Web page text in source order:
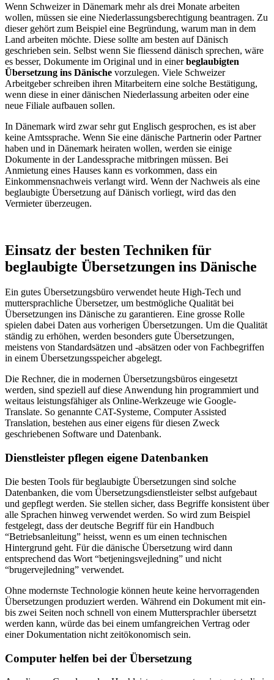
Wenn Schweizer in Dänemark mehr als drei Monate arbeiten
wollen, müssen sie eine Niederlassungsberechtigung beantragen. Zu
dieser gehört zum Beispiel eine Begründung, warum man in dem
Land arbeiten möchte. Diese sollte am besten auf Dänisch
geschrieben sein. Selbst wenn Sie fliessend dänisch sprechen, wäre
es besser, Dokumente im Original und in einerbeglaubigten
Übersetzung ins Dänische vorzulegen. Viele Schweizer
Arbeitgeber schreiben ihren Mitarbeitern eine solche Bestätigung,
wenn diese in einer dänischen Niederlassung arbeiten oder eine
neue Filiale aufbauen sollen.
In Dänemark wird zwar sehr gut Englisch gesprochen, es ist aber
keine Amtssprache. Wenn Sie eine dänische Partnerin oder Partner
haben und in Dänemark heiraten wollen, werden sie einige
Dokumente in der Landessprache mitbringen müssen. Bei
Anmietung eines Hauses kann es vorkommen, dass ein
Einkommensnachweis verlangt wird. Wenn der Nachweis als eine
beglaubigte Übersetzung auf Dänisch vorliegt, wird das den
Vermieter überzeugen.
Einsatz der besten Techniken für
beglaubigte Übersetzungen ins Dänische
Ein gutes Übersetzungsbüro verwendet heute High-Tech und
muttersprachliche Übersetzer, um bestmögliche Qualität bei
Übersetzungen ins Dänische zu garantieren. Eine grosse Rolle
spielen dabei Daten aus vorherigen Übersetzungen. Um die Qualität
ständig zu erhöhen, werden besonders gute Übersetzungen,
meistens von Standardsätzen und -absätzen oder von Fachbegriffen
in einem Übersetzungsspeicher abgelegt.
Die Rechner, die in modernen Übersetzungsbüros eingesetzt
werden, sind speziell auf diese Anwendung hin programmiert und
weitaus leistungsfähiger als Online-Werkzeuge wie Google-
Translate. So genannte CAT-Systeme, Computer Assisted
Translation, bestehen aus einer eigens für diesen Zweck
geschriebenen Software und Datenbank.
Dienstleister pflegen eigene Datenbanken
Die besten Tools für beglaubigte Übersetzungen sind solche
Datenbanken, die vom Übersetzungsdienstleister selbst aufgebaut
und gepflegt werden. Sie stellen sicher, dass Begriffe konsistent über
alle Sprachen hinweg verwendet werden. So wird zum Beispiel
festgelegt, dass der deutsche Begriff für ein Handbuch
“Betriebsanleitung” heisst, wenn es um einen technischen
Hintergrund geht. Für die dänische Übersetzung wird dann
entsprechend das Wort “betjeningsvejledning” und nicht
“brugervejledning” verwendet.
Ohne modernste Technologie können heute keine hervorragenden
Übersetzungen produziert werden. Während ein Dokument mit ein-
bis zwei Seiten noch schnell von einem Muttersprachler übersetzt
werden kann, würde das bei einem umfangreichen Vertrag oder
einer Dokumentation nicht zeitökonomisch sein.
Computer helfen bei der Übersetzung